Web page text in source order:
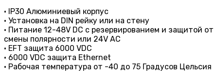
• IP30 Алюминиевый корпус
• Установка на DIN рейку или на стену
• Питание 12-48V DC с резервированием и защитой от
смены полярности или 24V AC
• EFT защита 6000 VDC
• 6000 VDC защита Ethernet
• Рабочая температура от -40 до 75 Градусов Цельсия